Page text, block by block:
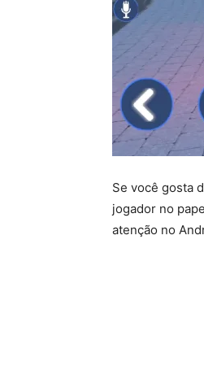
Se você gosta
jogador no
atenção no